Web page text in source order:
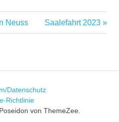
Neuss
Nächster
Beitrag:
Saalefahrt 2023
Datenschutz
Richtlinie
von ThemeZee.